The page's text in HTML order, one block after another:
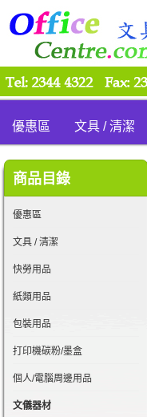
優惠區 文具 / 清潔
商品目錄
優惠區
文具 / 清潔
快勞用品
紙類用品
包裝用品
打印機碳粉/墨盒
個人/電腦周邊用品
文儀器材